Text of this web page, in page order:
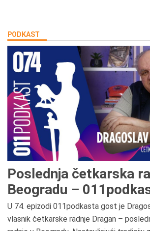
PODKAST
Poslednja četkarska
Beogradu –
U 74. epizodi 011podkasta gost je
vlasnik četkarske radnje Dragan –